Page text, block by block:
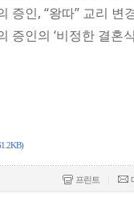
증인, “왕따” 교리 변
증인의 ‘비정한 결혼
프린트